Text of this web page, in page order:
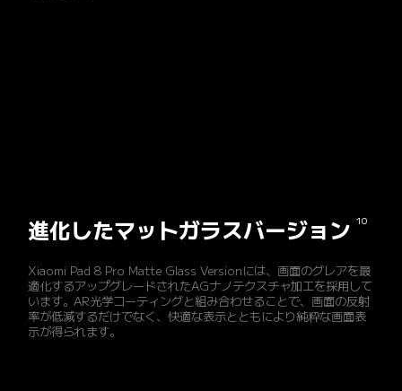
進化したマットガラスバージョン 10
Xiaomi Pad 8 Pro Matte Glass Versionには、画面のグレアを最
適化するアップグレードされたAGナノテクスチャ加工を採用して
います。AR光学コーティングと組み合わせることで、画面の反射
率が低減するだけでなく、快適な表示とともにより純粋な画面表
示が得られます。